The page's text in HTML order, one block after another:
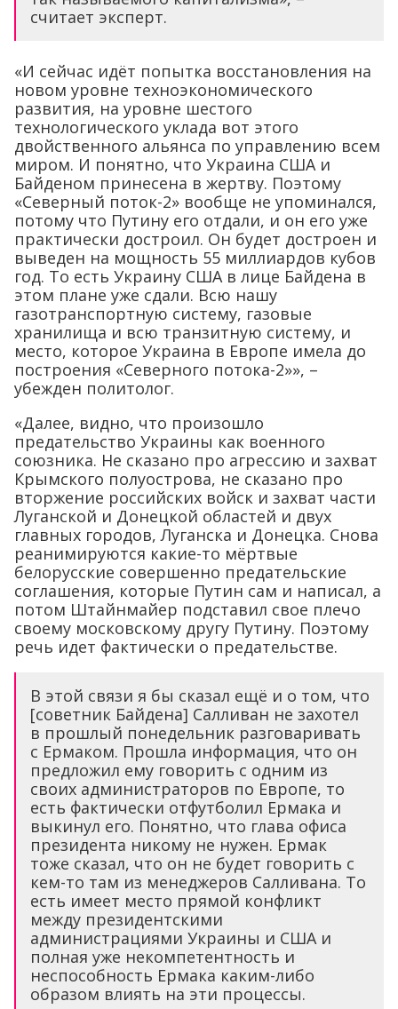
считает эксперт.
«И сейчас идёт попытка восстановления на
новом уровне техноэкономического
развития, на уровне шестого
технологического уклада вот этого
двойственного альянса по управлению всем
миром. И понятно, что Украина США и
Байденом принесена в жертву. Поэтому
«Северный поток-2» вообще не упоминался,
потому что Путину его отдали, и он его уже
практически достроил. Он будет достроен и
выведен на мощность 55 миллиардов кубов
год. То есть Украину США в лице Байдена в
этом плане уже сдали. Всю нашу
газотранспортную систему, газовые
хранилища и всю транзитную систему, и
место, которое Украина в Европе имела до
построения «Северного потока-2»», –
убежден политолог.
«Далее, видно, что произошло
предательство Украины как военного
союзника. Не сказано про агрессию и захват
Крымского полуострова, не сказано про
вторжение российских войск и захват части
Луганской и Донецкой областей и двух
главных городов, Луганска и Донецка. Снова
реанимируются какие-то мёртвые
белорусские совершенно предательские
соглашения, которые Путин сам и написал, а
потом Штайнмайер подставил свое плечо
своему московскому другу Путину. Поэтому
речь идет фактически о предательстве.
В этой связи я бы сказал ещё и о том, что
[советник Байдена] Салливан не захотел
в прошлый понедельник разговаривать
с Ермаком. Прошла информация, что он
предложил ему говорить с одним из
своих администраторов по Европе, то
есть фактически отфутболил Ермака и
выкинул его. Понятно, что глава офиса
президента никому не нужен. Ермак
тоже сказал, что он не будет говорить с
кем-то там из менеджеров Салливана. То
есть имеет место прямой конфликт
между президентскими
администрациями Украины и США и
полная уже некомпетентность и
неспособность Ермака каким-либо
образом влиять на эти процессы.